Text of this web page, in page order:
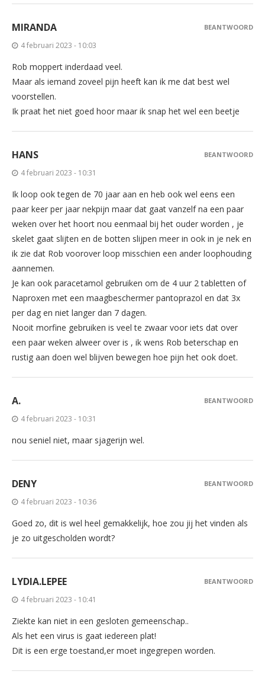
MIRANDA
4 februari 2023 - 10:03
Rob moppert inderdaad veel.
Maar als iemand zoveel pijn heeft kan ik me dat best wel
voorstellen.
Ik praat het niet goed hoor maar ik snap het wel een beetje
BEANTWOORD
HANS
4 februari 2023 - 10:31
Ik loop ook tegen de 70 jaar aan en heb ook wel eens een
paar keer per jaar nekpijn maar dat gaat vanzelf na een paar
weken over het hoort nou eenmaal bij het ouder worden , je
skelet gaat slijten en de botten slijpen meer in ook in je nek en
ik zie dat Rob voorover loop misschien een ander loophouding
aannemen.
Je kan ook paracetamol gebruiken om de 4 uur 2 tabletten of
Naproxen met een maagbeschermer pantoprazol en dat 3x
per dag en niet langer dan 7 dagen.
Nooit morfine gebruiken is veel te zwaar voor iets dat over
een paar weken alweer over is , ik wens Rob beterschap en
rustig aan doen wel blijven bewegen hoe pijn het ook doet.
BEANTWOORD
A.
4 februari 2023 - 10:31
nou seniel niet, maar sjagerijn wel.
BEANTWOORD
DENY
4 februari 2023 - 10:36
Goed zo, dit is wel heel gemakkelijk, hoe zou jij het vinden als
je zo uitgescholden wordt?
BEANTWOORD
LYDIA.LEPEE
4 februari 2023 - 10:41
Ziekte kan niet in een gesloten gemeenschap..
Als het een virus is gaat iedereen plat!
Dit is een erge toestand,er moet ingegrepen worden.
BEANTWOORD